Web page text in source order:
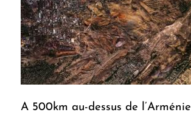
A 500km au-dessus de l’Arménie